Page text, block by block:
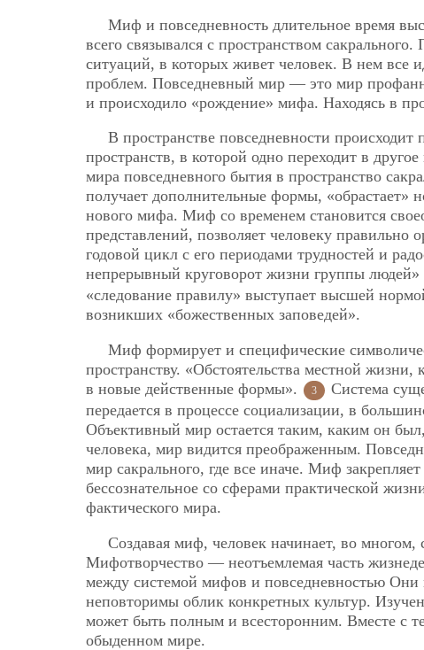
Миф и повседневность длительное время
всего связывался с пространством
ситуаций, в которых живет человек. В нем все
проблем. Повседневный мир — это мир
и происходило «рождение» мифа. Находясь в
В пространстве повседневности происходит
пространств, в которой одно переходит в
мира повседневного бытия в пространство
получает дополнительные формы, «обрастает»
нового мифа. Миф со временем становится
представлений, позволяет человеку правильно
годовой цикл с его периодами трудностей и
непрерывный круговорот жизни группы людей»
«следование правилу» выступает высшей
возникших «божественных заповедей».
Миф формирует и специфические
пространству. «Обстоятельства местной
в новые действенные формы».
3
Система
передается в процессе социализации, в
Объективный мир остается таким, каким он
человека, мир видится преображенным.
мир сакрального, где все иначе. Миф
бессознательное со сферами практической
фактического мира.
Создавая миф, человек начинает, во
Мифотворчество — неотъемлемая часть
между системой мифов и повседневностью Они
неповторимы облик конкретных культур.
может быть полным и всесторонним. Вместе с
обыденном мире.